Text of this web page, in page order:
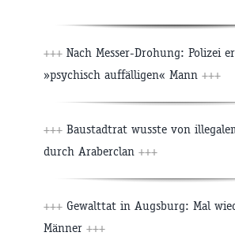
+++ Nach Messer-Drohung: Polizei
»psychisch auffälligen« Mann +++
+++ Baustadtrat wusste von
durch Araberclan +++
+++ Gewalttat in Augsburg: Mal
Männer +++